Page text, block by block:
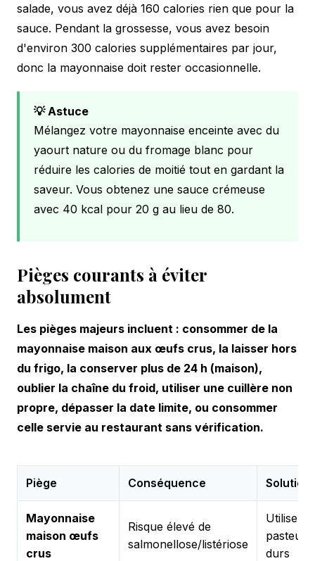
salade, vous avez déjà 160 calories rien que pour la
sauce. Pendant la grossesse, vous avez besoin
d'environ 300 calories supplémentaires par jour,
donc la mayonnaise doit rester occasionnelle.
💡 Astuce
Mélangez votre mayonnaise enceinte avec du
yaourt nature ou du fromage blanc pour
réduire les calories de moitié tout en gardant la
saveur. Vous obtenez une sauce crémeuse
avec 40 kcal pour 20 g au lieu de 80.
Pièges courants à éviter
absolument
Les pièges majeurs incluent : consommer de la
mayonnaise maison aux œufs crus, la laisser hors
du frigo, la conserver plus de 24 h (maison),
oublier la chaîne du froid, utiliser une cuillère non
propre, dépasser la date limite, ou consommer
celle servie au restaurant sans vérification.
Piège Conséquence Solution
Mayonnaise
maison œufs
crus
Risque élevé de
salmonellose/listériose
Utiliser
durs